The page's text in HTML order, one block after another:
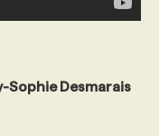
Sophie Desmarais